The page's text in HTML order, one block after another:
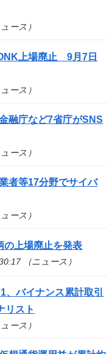
ース）
上場廃止 9月7日
ース）
融庁など7省庁がSNS
ース）
者等17分野でサイバ
ース）
の上場廃止を発表
（ニュース）
、バイナンス累計取引
リスト
ース）